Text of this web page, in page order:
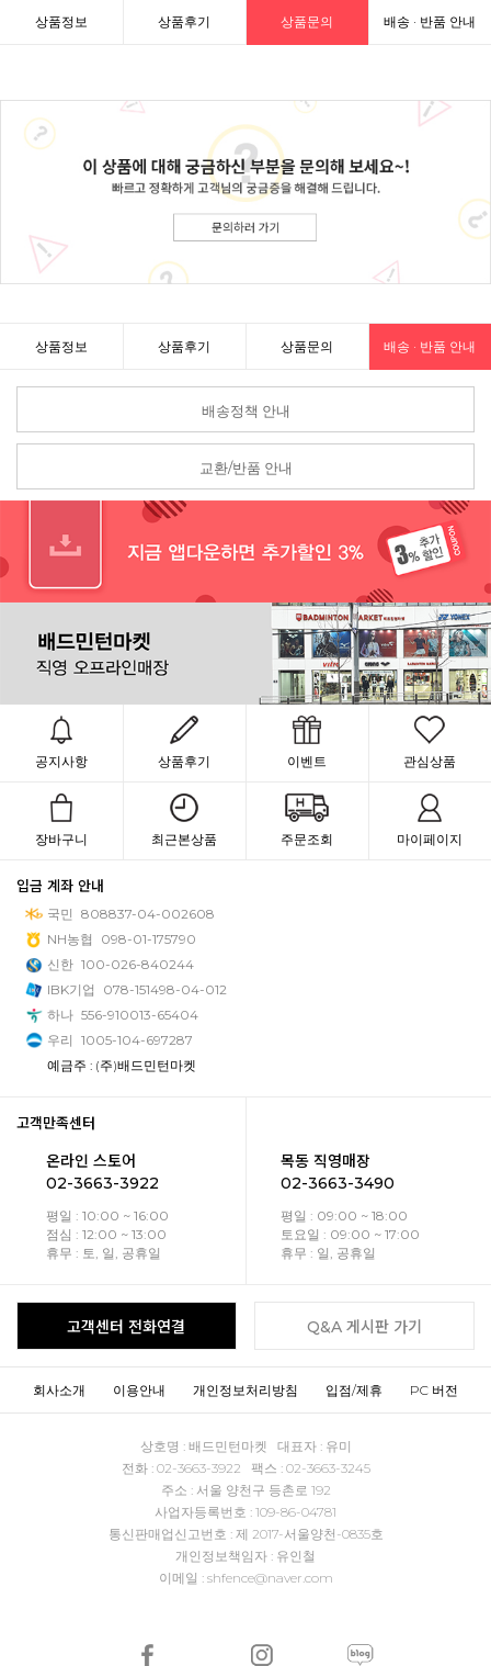
상품정보 상품후기 상품문의 배송 · 반품 안내
상품정보 상품후기 상품문의 배송 · 반품 안내
배송정책 안내
교환/반품 안내
공지사항 상품후기 이벤트 관심상품
장바구니 최근본상품 주문조회 마이페이지
입금 계좌 안내
국민 808837-04-002608
NH농협
098-01-175790
신한 100-026-840244
IBK기업
078-151498-04-012
하나 556-910013-65404
우리 1005-104-697287
예금주 : (주)배드민턴마켓
고객만족센터
온라인 스토어
02-3663-3922
평일 : 10:00 ~ 16:00
점심 : 12:00 ~ 13:00
휴무 : 토, 일, 공휴일
목동 직영매장
02-3663-3490
평일 : 09:00 ~ 18:00
토요일 : 09:00 ~ 17:00
휴무 : 일, 공휴일
고객센터 전화연결 Q&A 게시판 가기
회사소개 이용안내 개인정보처리방침 입점/제휴 PC 버전
상호명 : 배드민턴마켓 대표자 : 유미
전화 : 02-3663-3922 팩스 : 02-3663-3245
주소 : 서울 양천구 등촌로 192
사업자등록번호 : 109-86-04781
통신판매업신고번호 : 제 2017-서울양천-0835호
개인정보책임자 : 유인철
이메일 : shfence@naver.com